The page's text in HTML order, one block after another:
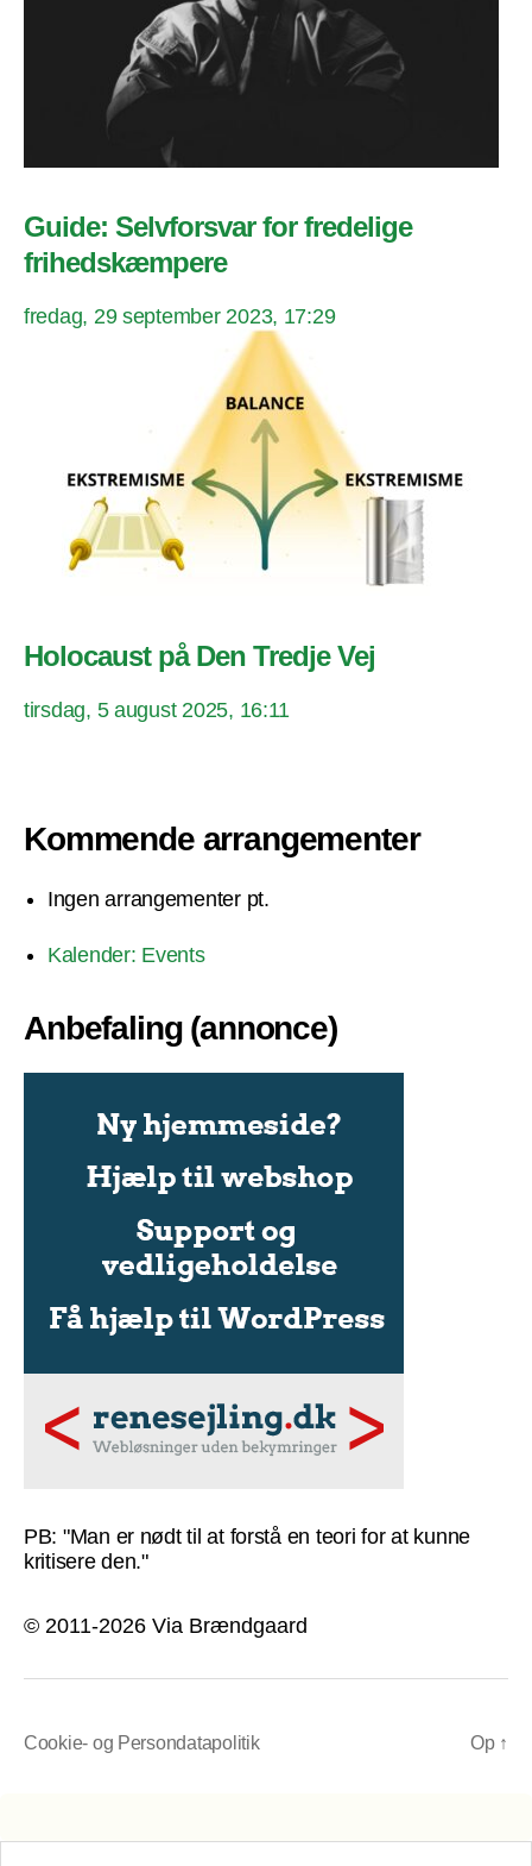
Guide: Selvforsvar for fredelige
frihedskæmpere
fredag, 29 september 2023, 17:29
Holocaust på Den Tredje Vej
tirsdag, 5 august 2025, 16:11
Kommende arrangementer
Ingen arrangementer pt.
Kalender: Events
Anbefaling (annonce)
PB: "Man er nødt til at forstå en teori for at kunne
kritisere den."
© 2011-2026 Via Brændgaard
Cookie- og Persondatapolitik Op ↑